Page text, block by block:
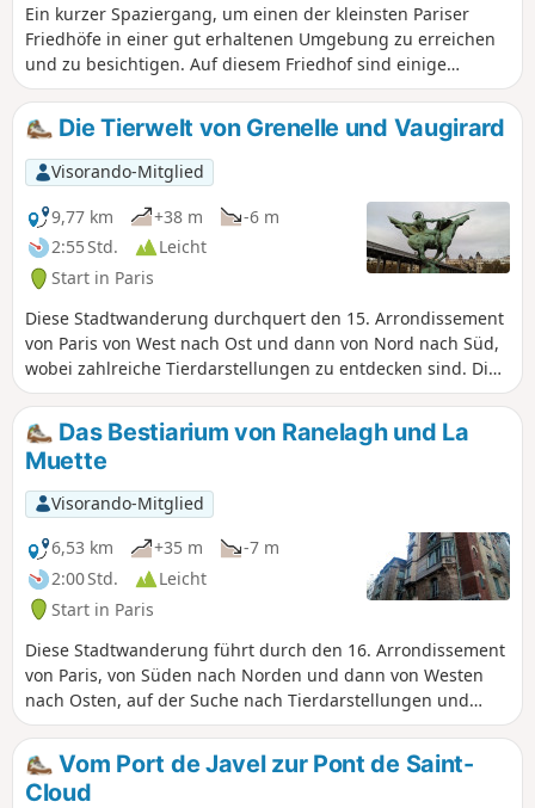
Ein kurzer Spaziergang, um einen der kleinsten Pariser
Friedhöfe in einer gut erhaltenen Umgebung zu erreichen
und zu besichtigen. Auf diesem Friedhof sind einige
Persönlichkeiten begraben, und er umfasst auch einige
originelle Denkmäler.
Die Tierwelt von Grenelle und Vaugirard
Visorando-Mitglied
9,77 km
+38 m
-6 m
2:55 Std.
Leicht
Start in Paris
Diese Stadtwanderung durchquert den 15. Arrondissement
von Paris von West nach Ost und dann von Nord nach Süd,
wobei zahlreiche Tierdarstellungen zu entdecken sind. Die
Skulpturen im Parc Georges Brassens erinnern an die
Vergangenheit der Schlachthöfe von Vaugirard.
Das Bestiarium von Ranelagh und La
Muette
Visorando-Mitglied
6,53 km
+35 m
-7 m
2:00 Std.
Leicht
Start in Paris
Diese Stadtwanderung führt durch den 16. Arrondissement
von Paris, von Süden nach Norden und dann von Westen
nach Osten, auf der Suche nach Tierdarstellungen und
einer gewissen architektonischen Vielfalt, die für diesen
Arrondissement charakteristisch ist.
Vom Port de Javel zur Pont de Saint-
Cloud